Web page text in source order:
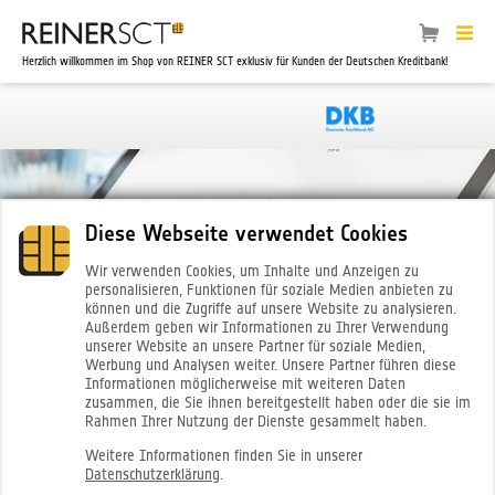
Diese Webseite verwendet Cookies
Wir verwenden Cookies, um Inhalte und Anzeigen zu
personalisieren, Funktionen für soziale Medien anbieten zu
können und die Zugriffe auf unsere Website zu analysieren.
Außerdem geben wir Informationen zu Ihrer Verwendung
unserer Website an unsere Partner für soziale Medien,
Werbung und Analysen weiter. Unsere Partner führen diese
Informationen möglicherweise mit weiteren Daten
zusammen, die Sie ihnen bereitgestellt haben oder die sie im
Rahmen Ihrer Nutzung der Dienste gesammelt haben.
Weitere Informationen finden Sie in unserer
Datenschutzerklärung
Herzlich willkommen im Shop von REINER SCT exklusiv für Kunden der Deutschen Kreditbank!